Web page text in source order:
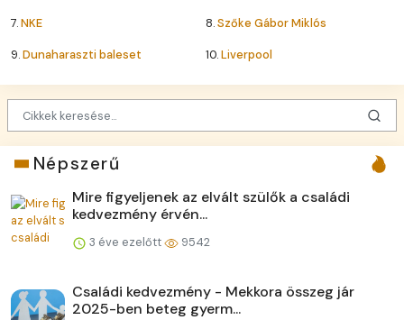
7.NKE 8.Szőke Gábor Miklós
9.Dunaharaszti baleset 10.Liverpool
Népszerű
Mire figyeljenek az elvált szülők a családi
kedvezmény érvén...
3 éve ezelőtt 9542
Családi kedvezmény - Mekkora összeg jár
2025-ben beteg gyerm...